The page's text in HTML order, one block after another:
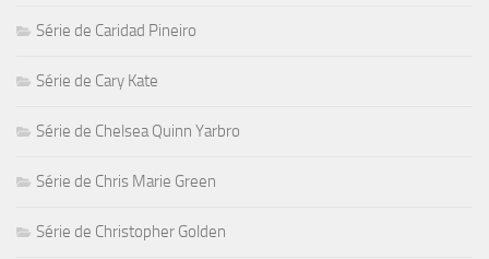
Série de Caridad Pineiro
Série de Cary Kate
Série de Chelsea Quinn Yarbro
Série de Chris Marie Green
Série de Christopher Golden